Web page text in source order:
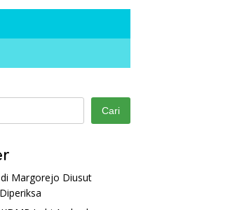
Cari
Margorejo Diusut